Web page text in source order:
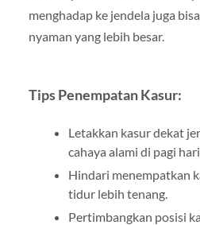
menghadap ke jendela juga
nyaman yang lebih besar.
Tips Penempatan Kasur:
Letakkan kasur dekat
cahaya alami di pagi hari.
Hindari menempatkan
tidur lebih tenang.
Pertimbangkan posisi